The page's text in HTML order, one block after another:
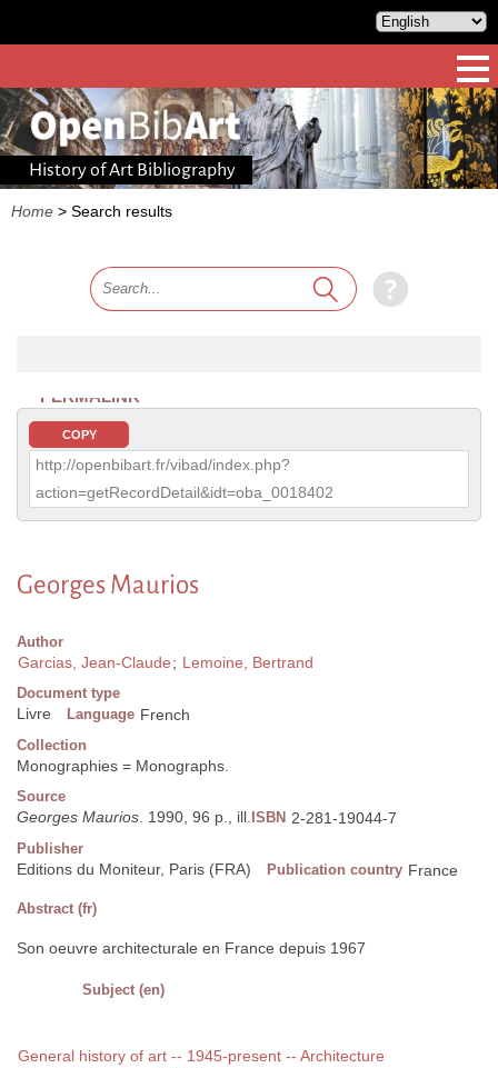
History of Art Bibliography
Home > Search results
PERMALINK
COPY
http://openbibart.fr/vibad/index.php?
action=getRecordDetail&idt=oba_0018402
Georges Maurios
Author
Garcias, Jean-Claude; Lemoine, Bertrand
Document type
Livre Language French
Collection
Monographies = Monographs.
Source
Georges Maurios. 1990, 96 p., ill. ISBN 2-281-19044-7
Publisher
Editions du Moniteur, Paris (FRA) Publication country France
Abstract (fr)
Son oeuvre architecturale en France depuis 1967
Subject (en)
General history of art -- 1945-present -- Architecture